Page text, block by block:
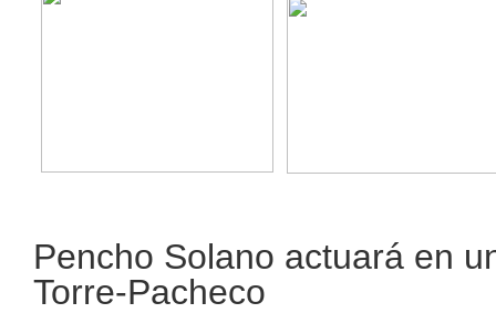
Pencho Solano actuará en
Torre-Pacheco